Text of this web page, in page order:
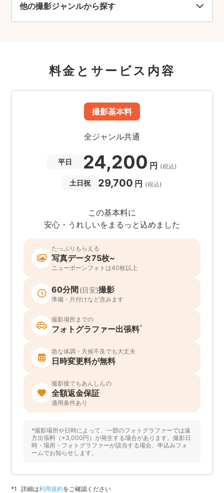
他の撮影ジャンルから探す
料金とサービス内容
撮影基本料
全ジャンル共通
平日 24,200 円 (税込)
土日祝 29,700 円 (税込)
この基本料に
安心・うれしいをまるっと込めました
たっぷりもらえる
写真データ75枚~
ニューボーンフォトは40枚以上
60分間 (目安)撮影
準備・片付けなど含みます
撮影場所までの
フォトグラファー出張料*
急な体調・天候不良でも大丈夫
日時変更料が無料
撮影後でもあんしんの
全額返金保証
適用条件あり
*撮影場所や日時によって、一部のフォトグラファーでは遠
方出張料（+3,000円）が発生する場合があります。撮影日
時・場所・フォトグラファーが該当する場合、申込みフォ
ームでお知らせします。
詳細は利用規約をご確認ください